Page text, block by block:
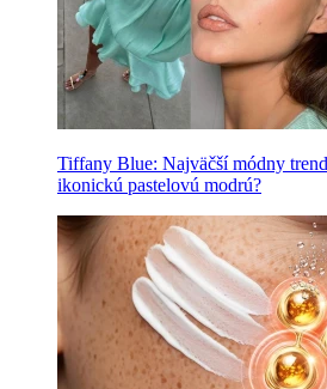
Tiffany Blue: Najväčší módny
ikonickú pastelovú modrú?